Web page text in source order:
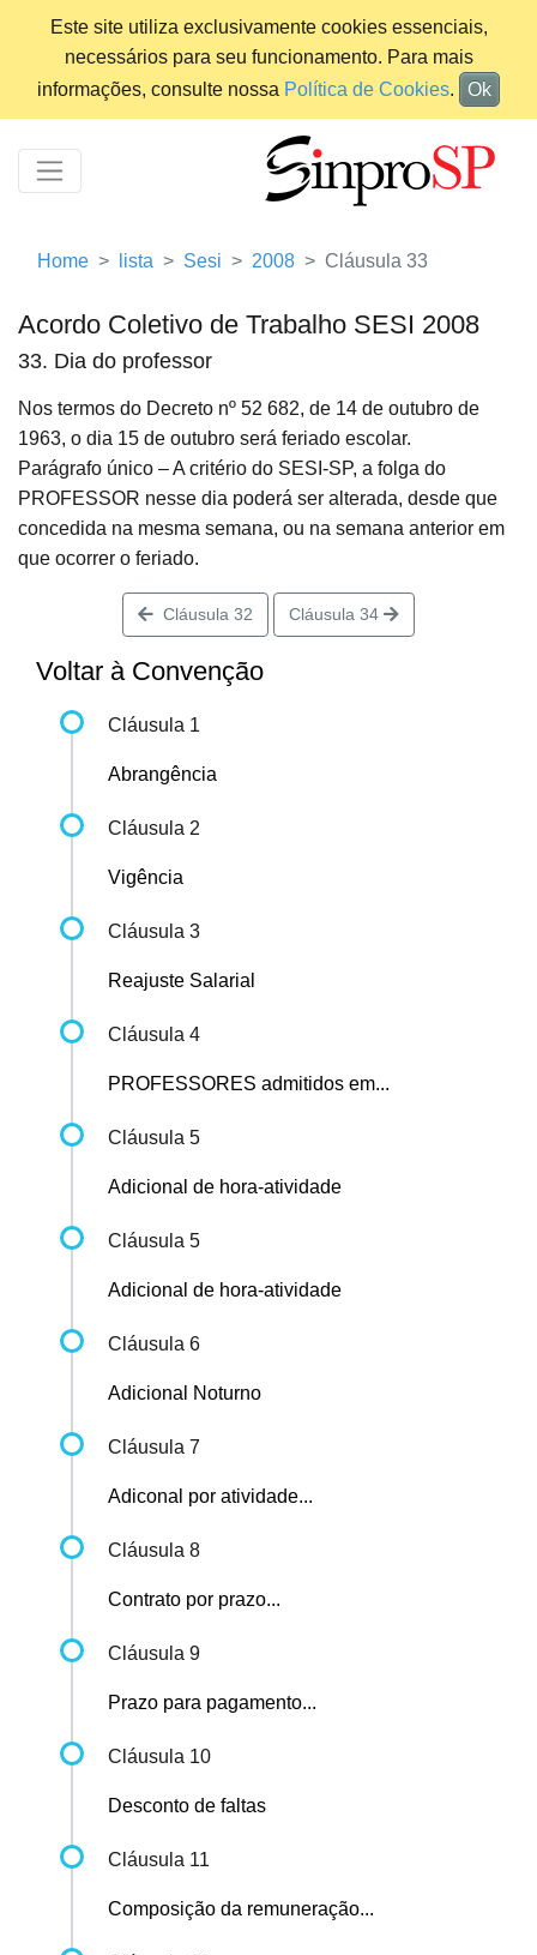
Este site utiliza exclusivamente cookies essenciais,
necessários para seu funcionamento. Para mais
informações, consulte nossa Política de Cookies. Ok
Home lista Sesi 2008 Cláusula 33
Acordo Coletivo de Trabalho SESI 2008
33. Dia do professor
Nos termos do Decreto nº 52 682, de 14 de outubro de
1963, o dia 15 de outubro será feriado escolar.
Parágrafo único – A critério do SESI-SP, a folga do
PROFESSOR nesse dia poderá ser alterada, desde que
concedida na mesma semana, ou na semana anterior em
que ocorrer o feriado.
Cláusula 32 Cláusula 34
Voltar à Convenção
Cláusula 1
Abrangência
Cláusula 2
Vigência
Cláusula 3
Reajuste Salarial
Cláusula 4
PROFESSORES admitidos em...
Cláusula 5
Adicional de hora-atividade
Cláusula 5
Adicional de hora-atividade
Cláusula 6
Adicional Noturno
Cláusula 7
Adiconal por atividade...
Cláusula 8
Contrato por prazo...
Cláusula 9
Prazo para pagamento...
Cláusula 10
Desconto de faltas
Cláusula 11
Composição da remuneração...